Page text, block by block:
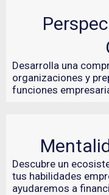
Desarrolla una
organizaciones y
funciones
Descubre un
tus habilidades
ayudaremos a